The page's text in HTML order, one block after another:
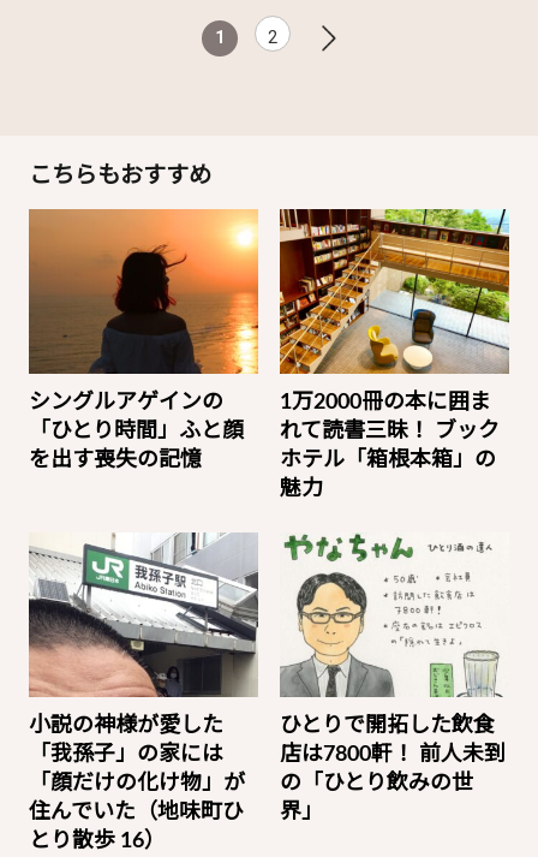
1 2
こちらもおすすめ
シングルアゲインの
「ひとり時間」ふと顔
を出す喪失の記憶
1万2000冊の本に囲ま
れて読書三昧！ ブック
ホテル「箱根本箱」の
魅力
小説の神様が愛した
「我孫子」の家には
「顔だけの化け物」が
住んでいた（地味町ひ
とり散歩 16）
ひとりで開拓した飲食
店は7800軒！ 前人未到
の「ひとり飲みの世
界」